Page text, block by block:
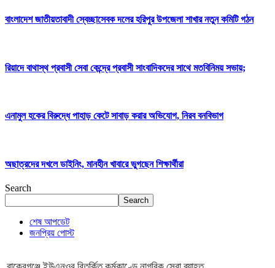
বাংলাদেশ জাতীয়তাবাদী স্বেচ্ছাসেবক দলের হরিপুর উপজেলা শাখার নতুন কমিটি গঠন
রিয়াদে বাথাস্থ প্রবাসী সেবা কেন্দ্রে প্রবাসী সাংবাদিকদের সাথে মতবিনিময় সভায়;
এনামুল হকের বিরুদ্ধে পাহাড় কেটে সাবাড় করার অভিযোগ, নিরব বনবিভাগ
অছাত্রদের দখলে ডাইনিং, মানহীন খাবারে ভুগছেন শিক্ষার্থীরা
Search
Search
শেষ আপডেট
জনপ্রিয় পোস্ট